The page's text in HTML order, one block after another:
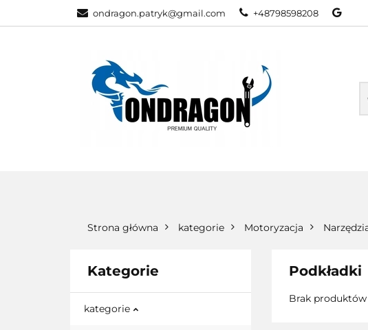
ondragon.patryk@gmail.com +48798598208
KATEGORIE NOWOŚCI
Strona główna kategorie Motoryzacja
Kategorie
kategorie
Podkładki
Brak